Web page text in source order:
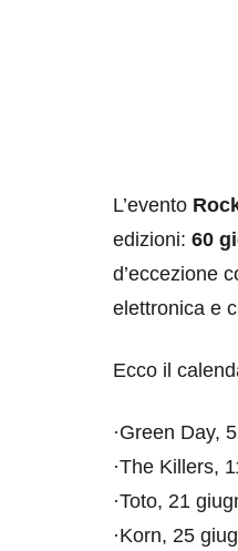
L’evento
edizioni: 60
d’eccezione
elettronica e
Ecco il
·Green Day,
·The Killers,
·Toto, 21
·Korn, 25